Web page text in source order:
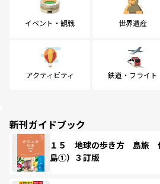
イベント・観戦 世界遺産
アクティビティ 鉄道・フライト
新刊ガイドブック
１５ 地球の歩き方 島旅
島①）３訂版